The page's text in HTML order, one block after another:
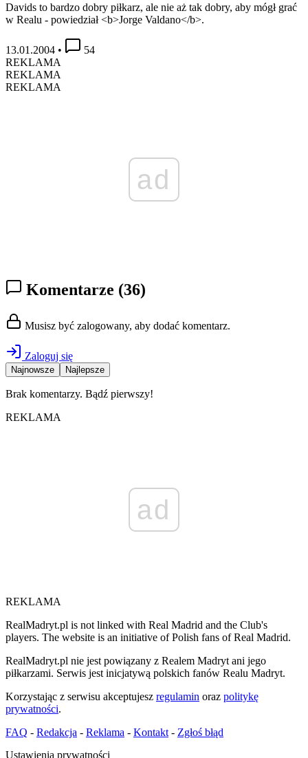
Davids to bardzo dobry piłkarz, ale nie aż tak dobry, aby mógł grać
w Realu - powiedział <b>Jorge Valdano</b>.
13.01.2004 •
54
REKLAMA
REKLAMA
REKLAMA
ad
Komentarze (36)
Musisz być zalogowany, aby dodać komentarz.
Zaloguj się
Najnowsze Najlepsze
Brak komentarzy. Bądź pierwszy!
REKLAMA
ad
REKLAMA
RealMadryt.pl is not linked with Real Madrid and the Club's
players. The website is an initiative of Polish fans of Real Madrid.
RealMadryt.pl nie jest powiązany z Realem Madryt ani jego
piłkarzami. Serwis jest inicjatywą polskich fanów Realu Madryt.
Korzystając z serwisu akceptujesz regulamin oraz politykę
prywatności.
FAQ - Redakcja - Reklama - Kontakt - Zgłoś błąd
Ustawienia prywatności